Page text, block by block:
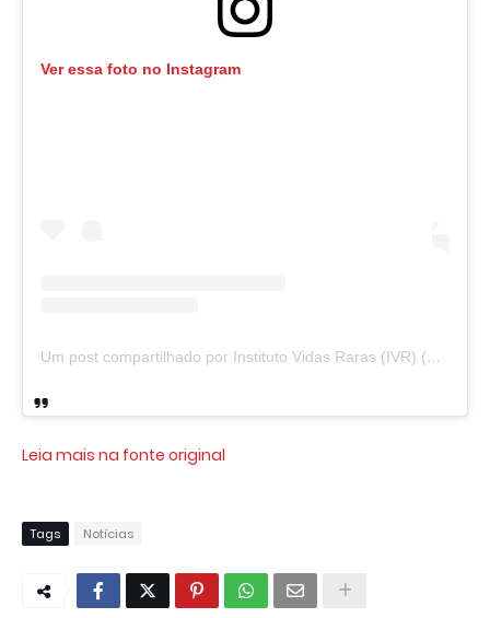
Ver essa foto no Instagram
Um post compartilhado por Instituto Vidas Raras (IVR) (@vidasraras)
Leia mais na fonte original
Tags Notícias